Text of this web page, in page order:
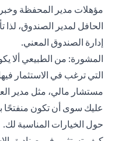
مؤهلات مدير المحفظة
الحافل لمدير الصندوق،
إدارة الصندوق المعني.
المشورة: من الطبيعي ألا
التي ترغب في الاستثمار
مستشار مالي، مثل مدير
عليك سوى أن تكون
حول الخيارات المناسبة لك.